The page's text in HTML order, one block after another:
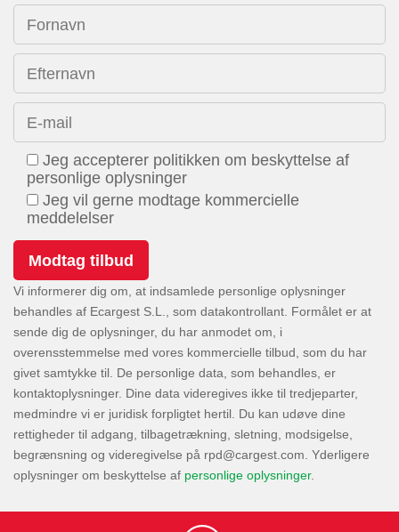
Fornavn
Efternavn
E-mail
Jeg accepterer politikken om beskyttelse af
personlige oplysninger
Jeg vil gerne modtage kommercielle
meddelelser
Vi informerer dig om, at indsamlede personlige oplysninger
behandles af Ecargest S.L., som datakontrollant. Formålet er at
sende dig de oplysninger, du har anmodet om, i
overensstemmelse med vores kommercielle tilbud, som du har
givet samtykke til. De personlige data, som behandles, er
kontaktoplysninger. Dine data videregives ikke til tredjeparter,
medmindre vi er juridisk forpligtet hertil. Du kan udøve dine
rettigheder til adgang, tilbagetrækning, sletning, modsigelse,
begrænsning og videregivelse på
. Yderligere
oplysninger om beskyttelse af personlige oplysninger.